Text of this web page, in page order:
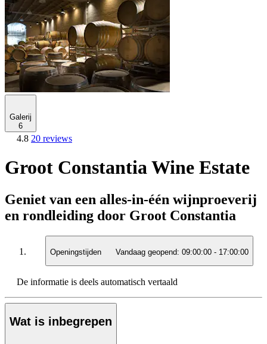
Galerij
6
4.8 20 reviews
Groot Constantia Wine Estate
Geniet van een alles-in-één wijnproeverij
en rondleiding door Groot Constantia
Openingstijden Vandaag geopend: 09:00:00 - 17:00:00
De informatie is deels automatisch vertaald
Wat is inbegrepen